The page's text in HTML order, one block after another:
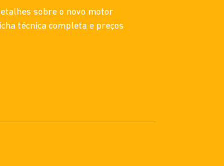
sobre o novo motor
técnica completa e preços